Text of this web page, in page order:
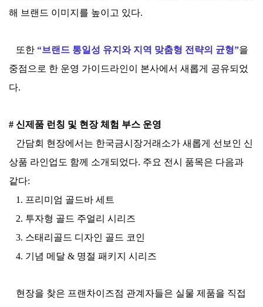
해 브랜드 이미지를 높이고 있다.
또한 “브랜드 통일성 유지와 지역 맞춤형 전략의 균형”을
중점으로 한 운영 가이드라인이 본사에서 새롭게 공유되었
다.
# 신제품 런칭 및 현장 체험 부스 운영
간담회 현장에서는 한국금시장거래소가 새롭게 선보인 신
상품 라인업도 함께 소개되었다. 주요 전시 품목은 다음과
같다:
1. 프리미엄 골드바 세트
2. 투자형 골드 주얼리 시리즈
3. 스태리골드 디자인 골드 코인
4. 기념 메달 & 명절 패키지 시리즈
현장을 찾은 프랜차이즈점 관계자들은 실물 제품을 직접